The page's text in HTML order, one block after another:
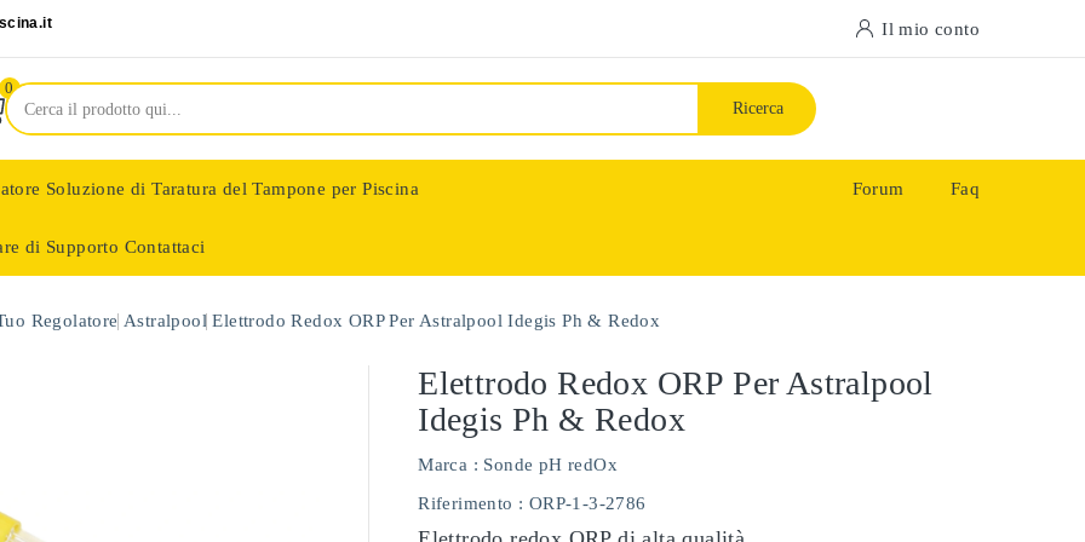
Il mio conto
0
Ricerca
Soluzione di Taratura del Tampone per Piscina
di Supporto Contattaci
Forum Faq
Regolatore Astralpool Elettrodo Redox ORP Per Astralpool Idegis Ph & Redox
Elettrodo Redox ORP Per Astralpool
Idegis Ph & Redox
Marca : Sonde pH redOx
Riferimento : ORP-1-3-2786